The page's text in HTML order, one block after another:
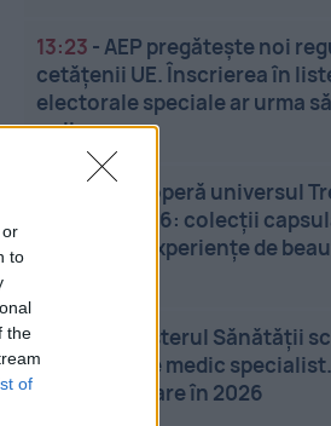
to
the
of
13:23 -AEP pregătește noi
cetățenii UE. Înscrierea în
electorale speciale ar urma
online
Descoperă universul
UNTOLD 2026: colecții
cu vedete, experiențe de
Ministerul Sănătății
examenul de medic
intră în vigoare în 2026